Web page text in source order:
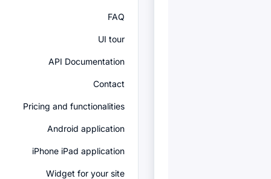
FAQ
UI tour
API Documentation
Contact
Pricing and functionalities
Android application
iPhone iPad application
Widget for your site